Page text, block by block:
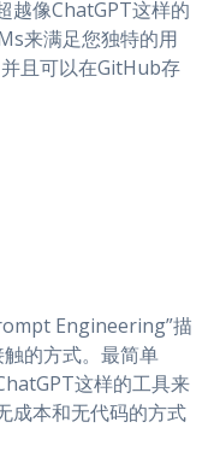
越像ChatGPT这样的
来满足您独特的用
且可以在GitHub存
Engineering”描
的方式。最简单
这样的工具来
成本和无代码的方式